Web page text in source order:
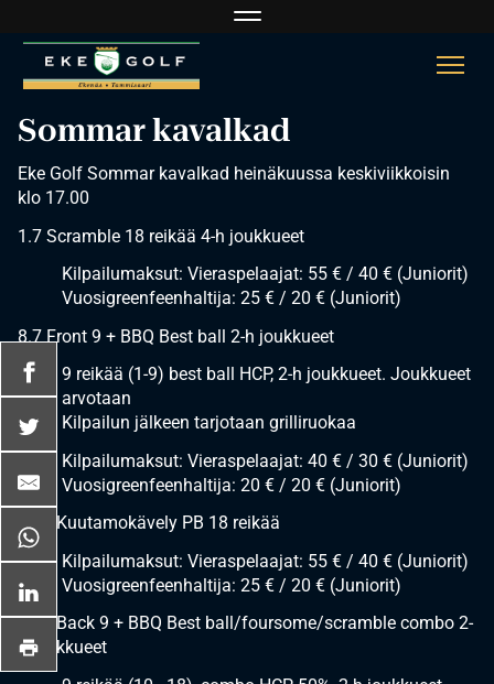
Navigaatio
Sommar kavalkad
Eke Golf Sommar kavalkad heinäkuussa keskiviikkoisin
klo 17.00
1.7 Scramble 18 reikää 4-h joukkueet
Kilpailumaksut: Vieraspelaajat: 55 € / 40 € (Juniorit)
Vuosigreenfeenhaltija: 25 € / 20 € (Juniorit)
8.7 Front 9 + BBQ Best ball 2-h joukkueet
9 reikää (1-9) best ball HCP, 2-h joukkueet. Joukkueet
arvotaan
Kilpailun jälkeen tarjotaan grilliruokaa
Kilpailumaksut: Vieraspelaajat: 40 € / 30 € (Juniorit)
Vuosigreenfeenhaltija: 20 € / 20 € (Juniorit)
15.7 Kuutamokävely PB 18 reikää
Kilpailumaksut: Vieraspelaajat: 55 € / 40 € (Juniorit)
Vuosigreenfeenhaltija: 25 € / 20 € (Juniorit)
22.7 Back 9 + BBQ Best ball/foursome/scramble combo 2-
h joukkueet